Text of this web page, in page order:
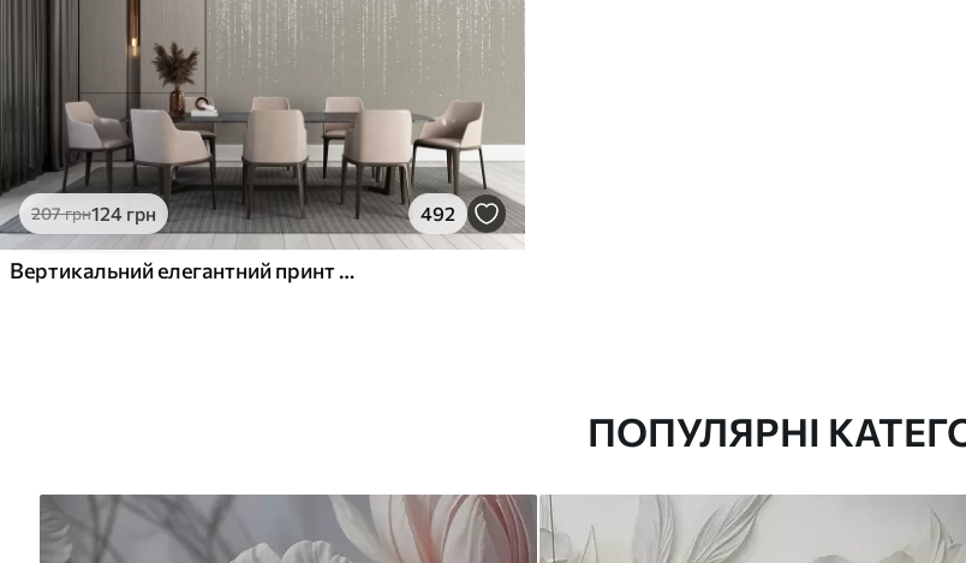
207грн124 грн 492
Вертикальний елегантний принт у вигляді крапкової гірлянди на бежевому фактурному тлі, що створює відчуття глибини та руху
ПОПУЛЯРНІ